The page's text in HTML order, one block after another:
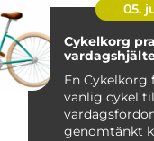
05.
Cykelkorg praktisk
En Cykelkorg
vanlig cykel
genomtänkt